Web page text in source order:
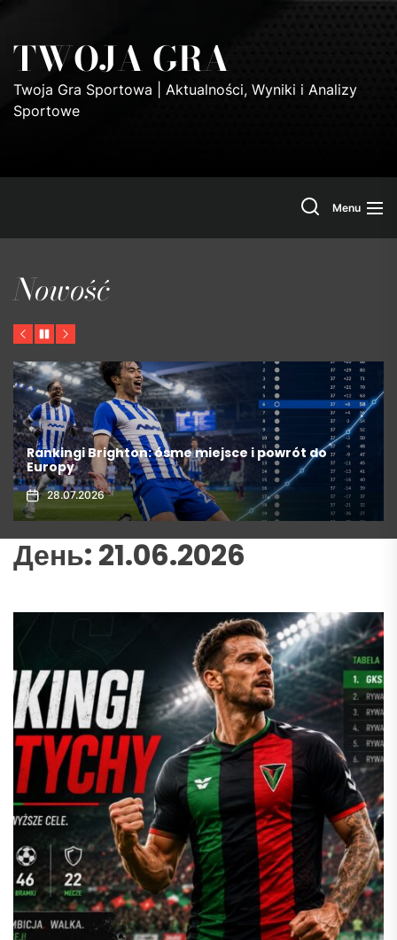
the
content
TWOJA GRA
Twoja Gra Sportowa | Aktualności, Wyniki i Analizy
Sportowe
SearchMenu
Nowość
Previous
PauseNext
Rankingi Brighton: ósme miejsce i powrót do
Europy
28.07.2026
День: 21.06.2026